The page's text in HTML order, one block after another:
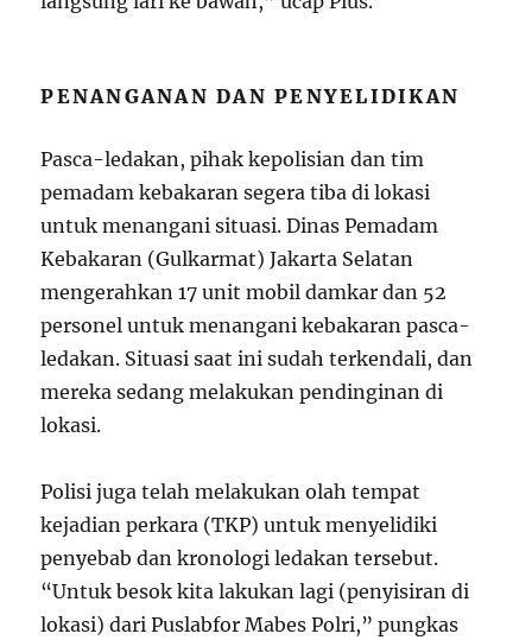
PENANGANAN DAN PENYELIDIKAN
Pasca-ledakan, pihak kepolisian dan tim
pemadam kebakaran segera tiba di lokasi
untuk menangani situasi. Dinas Pemadam
Kebakaran (Gulkarmat) Jakarta Selatan
mengerahkan 17 unit mobil damkar dan 52
personel untuk menangani kebakaran pasca-
ledakan. Situasi saat ini sudah terkendali, dan
mereka sedang melakukan pendinginan di
lokasi.
Polisi juga telah melakukan olah tempat
kejadian perkara (TKP) untuk menyelidiki
penyebab dan kronologi ledakan tersebut.
“Untuk besok kita lakukan lagi (penyisiran di
lokasi) dari Puslabfor Mabes Polri,” pungkas